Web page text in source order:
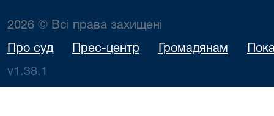
2026 © Всі права захищені
Про суд Прес-центр Громадянам
v1.38.1